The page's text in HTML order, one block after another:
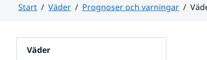
Start Väder Prognoser och varningar
Väder
för
varningar